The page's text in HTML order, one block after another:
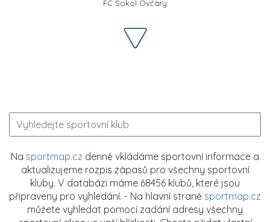
FC Sokol Ovčáry
Na sportmap.cz denně vkládáme sportovní informace a
aktualizujeme rozpis zápasů pro všechny sportovní
kluby. V databázi máme 68456 klubů, které jsou
připraveny pro vyhledání. - Na hlavní straně sportmap.cz
můžete vyhledat pomocí zadání adresy všechny